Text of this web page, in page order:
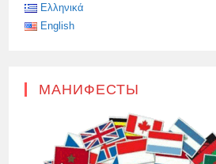
Ελληνικά
English
МАНИФЕСТЫ